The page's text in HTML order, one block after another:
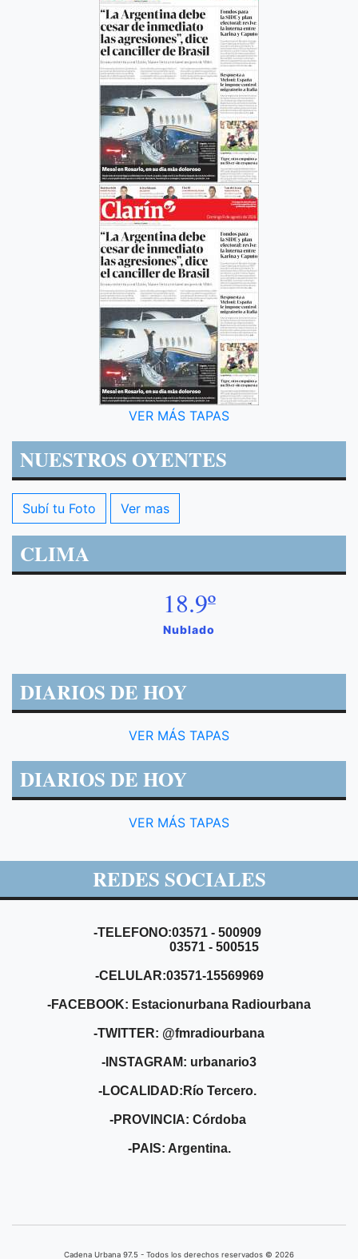
VER MÁS TAPAS
NUESTROS OYENTES
Subí tu Foto Ver mas
CLIMA
18.9º
Nublado
DIARIOS DE HOY
VER MÁS TAPAS
DIARIOS DE HOY
VER MÁS TAPAS
REDES SOCIALES
-TELEFONO:03571 - 500909
03571 - 500515
-CELULAR:03571-15569969
-FACEBOOK: Estacionurbana Radiourbana
-TWITTER: @fmradiourbana
-INSTAGRAM: urbanario3
-LOCALIDAD:Río Tercero.
-PROVINCIA: Córdoba
-PAIS: Argentina.
Cadena Urbana ​97.5 - Todos los derechos reservados © 2026